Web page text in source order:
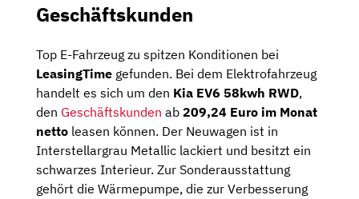
Geschäftskunden
Top E-Fahrzeug zu spitzen Konditionen bei
LeasingTime gefunden. Bei dem Elektrofahrzeug
handelt es sich um den Kia EV6 58kwh RWD,
den Geschäftskunden ab 209,24 Euro im Monat
netto leasen können. Der Neuwagen ist in
Interstellargrau Metallic lackiert und besitzt ein
schwarzes Interieur. Zur Sonderausstattung
gehört die Wärmepumpe, die zur Verbesserung